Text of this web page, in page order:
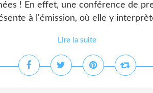
! En effet, une conférence de
à l'émission, où elle y
Lire la suite